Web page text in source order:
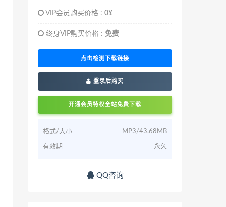
VIP会员购买价格 : 0¥
终身VIP购买价格 : 免费
点击检测下载链接
登录后购买
开通会员特权全站免费下载
格式/大小 MP3/43.68MB
有效期 永久
QQ咨询